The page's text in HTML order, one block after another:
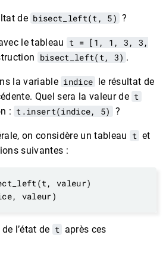
de bisect_left(t, 5) ?
le tableau t = [1, 1, 3, 3,
bisect_left(t, 3) .
la variable indice le résultat de
Quel sera la valeur de t
: t.insert(indice, 5) ?
on considère un tableau t et
suivantes :
l’état de t après ces